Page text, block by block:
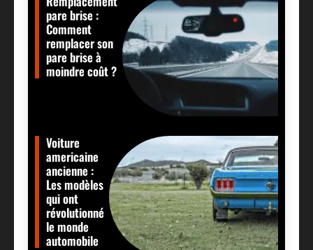
pare brise :
Comment
remplacer son
pare brise à
moindre coût ?
Voiture
americaine
ancienne :
Les modèles
qui ont
révolutionné
le monde
automobile